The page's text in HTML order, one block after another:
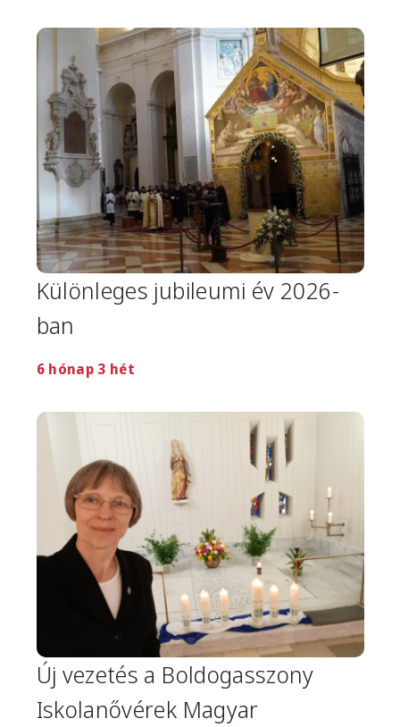
Image
Különleges jubileumi év 2026-
ban
6 hónap 3 hét
Image
Új vezetés a Boldogasszony
Iskolanővérek Magyar